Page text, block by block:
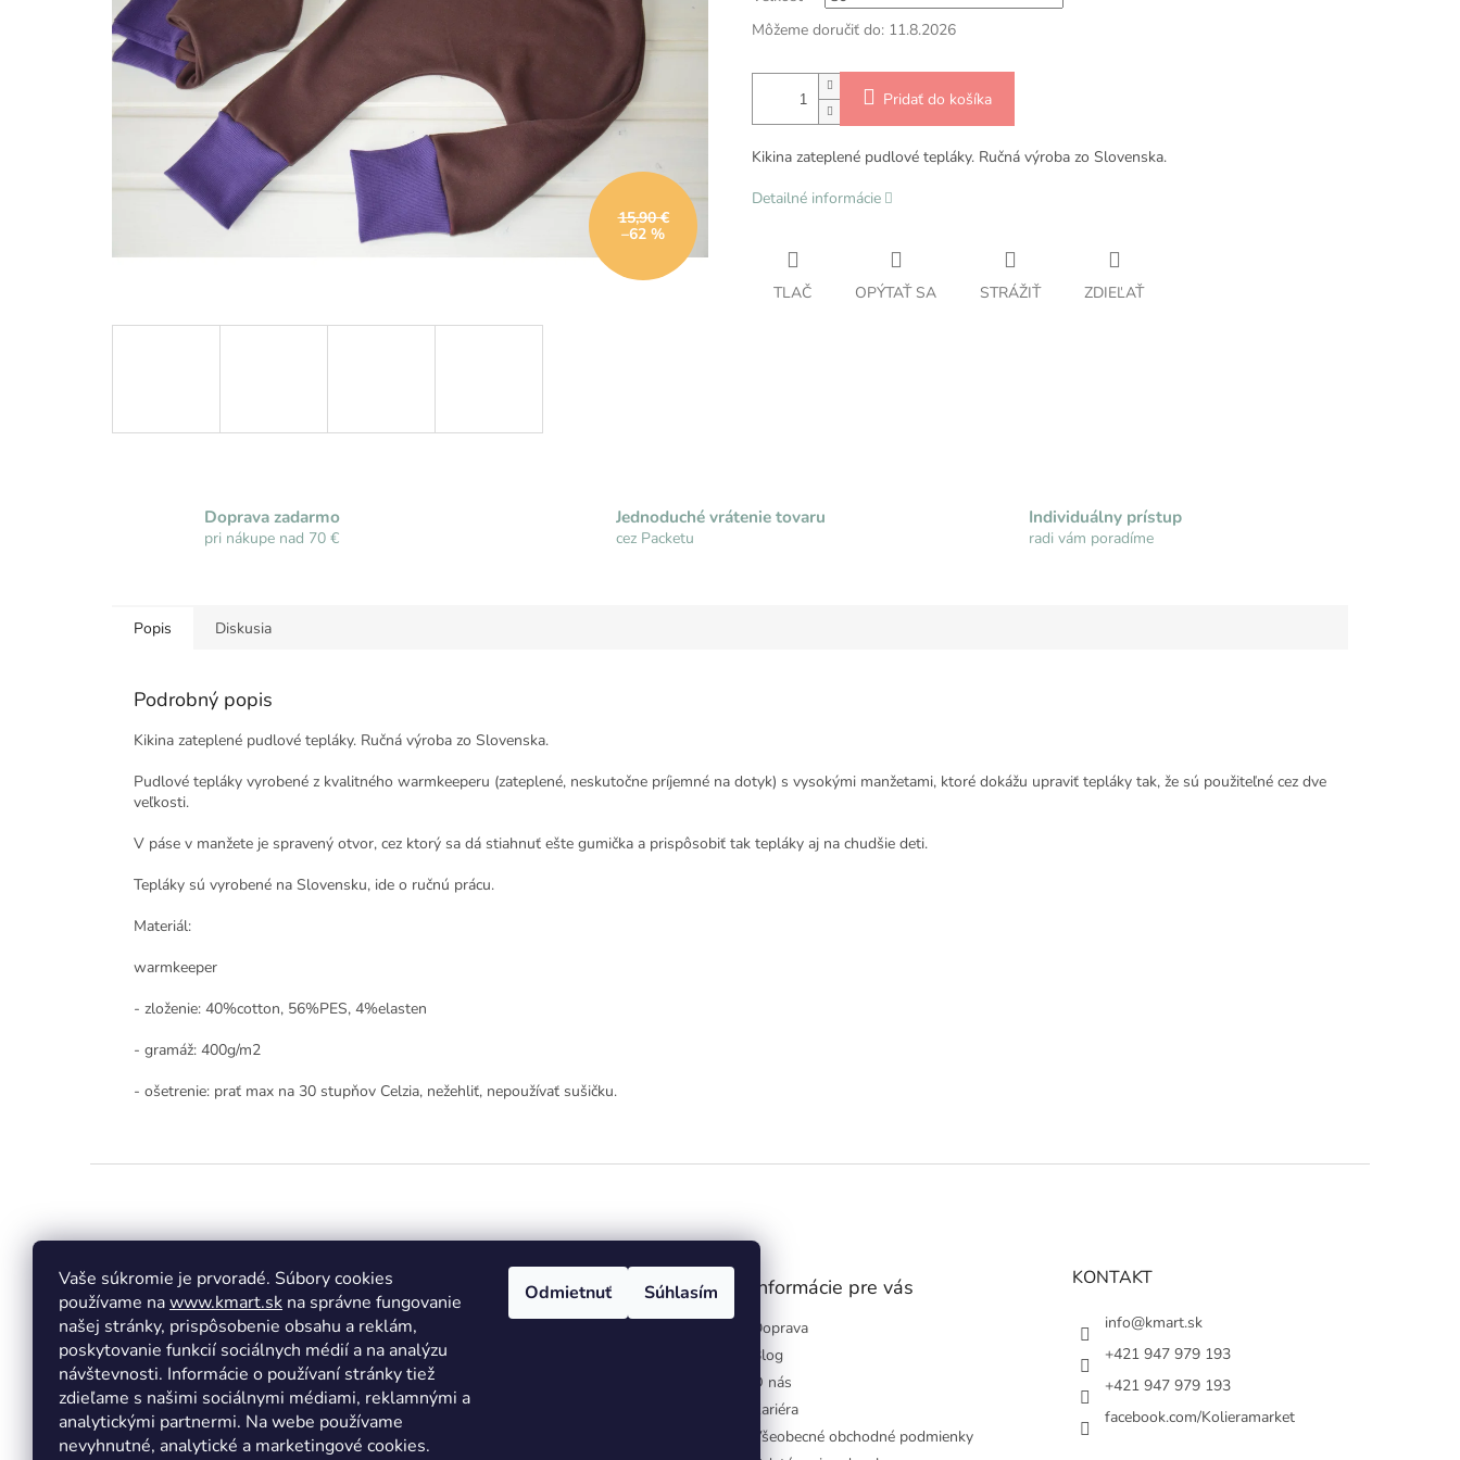
Vaše súkromie je prvoradé. Súbory cookies
používame nawww.kmart.sk na správne fungovanie
našej stránky, prispôsobenie obsahu a reklám,
poskytovanie funkcií sociálnych médií a na analýzu
návštevnosti. Informácie o používaní stránky tiež
zdieľame s našimi sociálnymi médiami, reklamnými a
analytickými partnermi. Na webe používame
nevyhnutné, analytické a marketingové cookies.
Odmietnuť Súhlasím
15,90 €
–62 %
Môžeme doručiť do: 11.8.2026
Pridať do košíka
Kikina zateplené pudlové tepláky. Ručná výroba zo Slovenska.
Detailné informácie
TLAČ OPÝTAŤ SA STRÁŽIŤ ZDIEĽAŤ
Doprava zadarmo
pri nákupe nad 70 €
Jednoduché vrátenie tovaru
cez Packetu
Individuálny prístup
radi vám poradíme
Popis Diskusia
Podrobný popis
Kikina zateplené pudlové tepláky. Ručná výroba zo Slovenska.
Pudlové tepláky vyrobené z kvalitného warmkeeperu (zateplené, neskutočne príjemné na dotyk) s vysokými manžetami, ktoré dokážu upraviť tepláky tak, že sú použiteľné cez dve
veľkosti.
V páse v manžete je spravený otvor, cez ktorý sa dá stiahnuť ešte gumička a prispôsobiť tak tepláky aj na chudšie deti.
Tepláky sú vyrobené na Slovensku, ide o ručnú prácu.
Materiál:
warmkeeper
- zloženie: 40%cotton, 56%PES, 4%elasten
- gramáž: 400g/m2
- ošetrenie: prať max na 30 stupňov Celzia, nežehliť, nepoužívať sušičku.
Facebook Informácie pre vás
Doprava
Blog
O nás
Kariéra
Všeobecné obchodné podmienky
KONTAKT
info@kmart.sk
+421 947 979 193
+421 947 979 193
facebook.com/Kolieramarket